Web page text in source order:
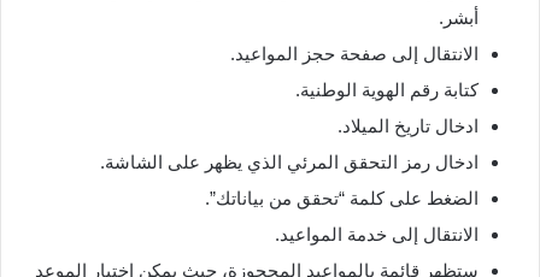
أبشر.
الانتقال إلى صفحة حجز المواعيد.
كتابة رقم الهوية الوطنية.
ادخال تاريخ الميلاد.
ادخال رمز التحقق المرئي الذي يظهر على الشاشة.
الضغط على كلمة “تحقق من بياناتك”.
الانتقال إلى خدمة المواعيد.
ستظهر قائمة بالمواعيد المحجوزة، حيث يمكن اختيار الموعد